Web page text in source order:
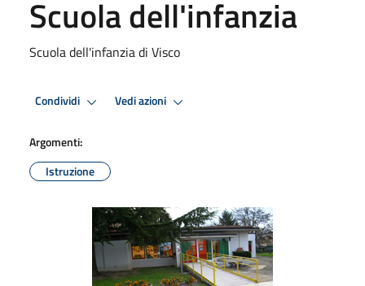
Scuola dell'infanzia
Scuola dell'infanzia di Visco
Condividi Vedi azioni
Argomenti:
Istruzione